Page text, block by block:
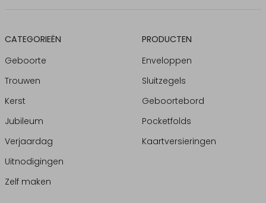
CATEGORIEËN
Geboorte
Trouwen
Kerst
Jubileum
Verjaardag
Uitnodigingen
Zelf maken
PRODUCTEN
Enveloppen
Sluitzegels
Geboortebord
Pocketfolds
Kaartversieringen